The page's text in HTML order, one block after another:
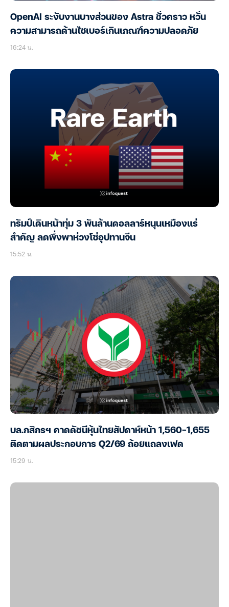
OpenAI ระงับงานบางส่วนของ Astra ชั่วคราว หวั่น
ความสามารถด้านไซเบอร์เกินเกณฑ์ความปลอดภัย
16:24 น.
ทรัมป์เดินหน้าทุ่ม 3 พันล้านดอลลาร์หนุนเหมืองแร่
สำคัญ ลดพึ่งพาห่วงโซ่อุปทานจีน
15:52 น.
บล.กสิกรฯ คาดดัชนีหุ้นไทยสัปดาห์หน้า 1,560-1,655
ติดตามผลประกอบการ Q2/69 ถ้อยแถลงเฟด
15:29 น.